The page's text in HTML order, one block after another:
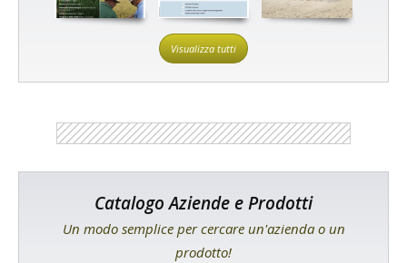
Visualizza tutti
Catalogo Aziende e Prodotti
Un modo semplice per cercare un'azienda o un
prodotto!